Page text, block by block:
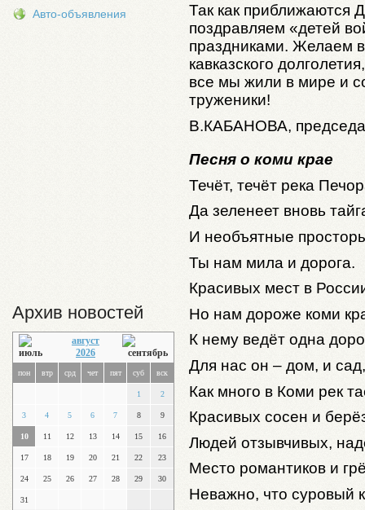
Авто-объявления
Архив новостей
август
2026
пон втр срд чет пят суб вск
1 2
3 4 5 6 7 8 9
10 11 12 13 14 15 16
17 18 19 20 21 22 23
24 25 26 27 28 29 30
31
Так как приближаются
поздравляем «детей
праздниками. Желаем
кавказского
все мы жили в мире и
труженики!
В.КАБАНОВА,
Песня о коми крае
Течёт, течёт река
Да зеленеет вновь
И необъятные
Ты нам мила и дорога.
Красивых мест в
Но нам дороже коми
К нему ведёт одна
Для нас он – дом, и
Как много в Коми рек
Красивых сосен и
Людей отзывчивых,
Место романтиков и
Неважно, что суровый